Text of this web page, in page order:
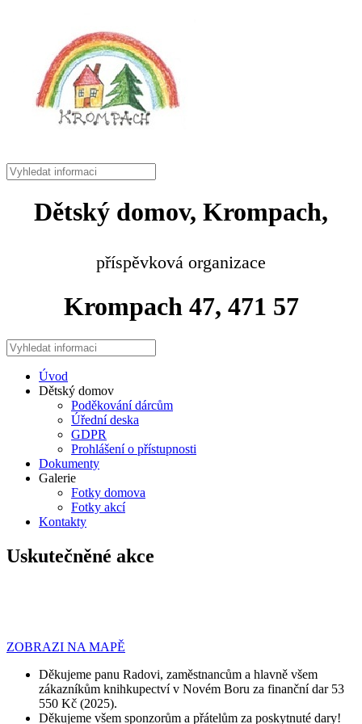
Dětský domov, Krompach,
příspěvková organizace
Krompach 47, 471 57
Úvod
Dětský domov
Poděkování dárcům
Úřední deska
GDPR
Prohlášení o přístupnosti
Dokumenty
Galerie
Fotky domova
Fotky akcí
Kontakty
Uskutečněné akce
ZOBRAZI NA MAPĚ
Děkujeme panu Radovi, zaměstnancům a hlavně všem
zákazníkům knihkupectví v Novém Boru za finanční dar 53
550 Kč (2025).
Děkujeme všem sponzorům a přátelům za poskytnuté dary!